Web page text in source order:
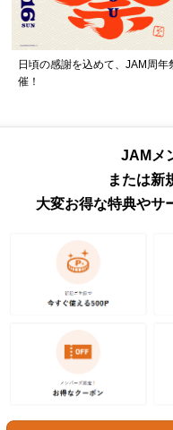
日頃の感謝を込めて、JAM周年
催！
トピッ
JAMメ
または新
大変お得な特典やサ